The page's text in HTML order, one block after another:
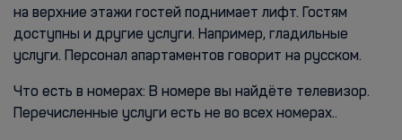
на верхние этажи гостей поднимает лифт. Гостям
доступны и другие услуги. Например, гладильные
услуги. Персонал апартаментов говорит на русском.
Что есть в номерах: В номере вы найдёте телевизор.
Перечисленные услуги есть не во всех номерах..